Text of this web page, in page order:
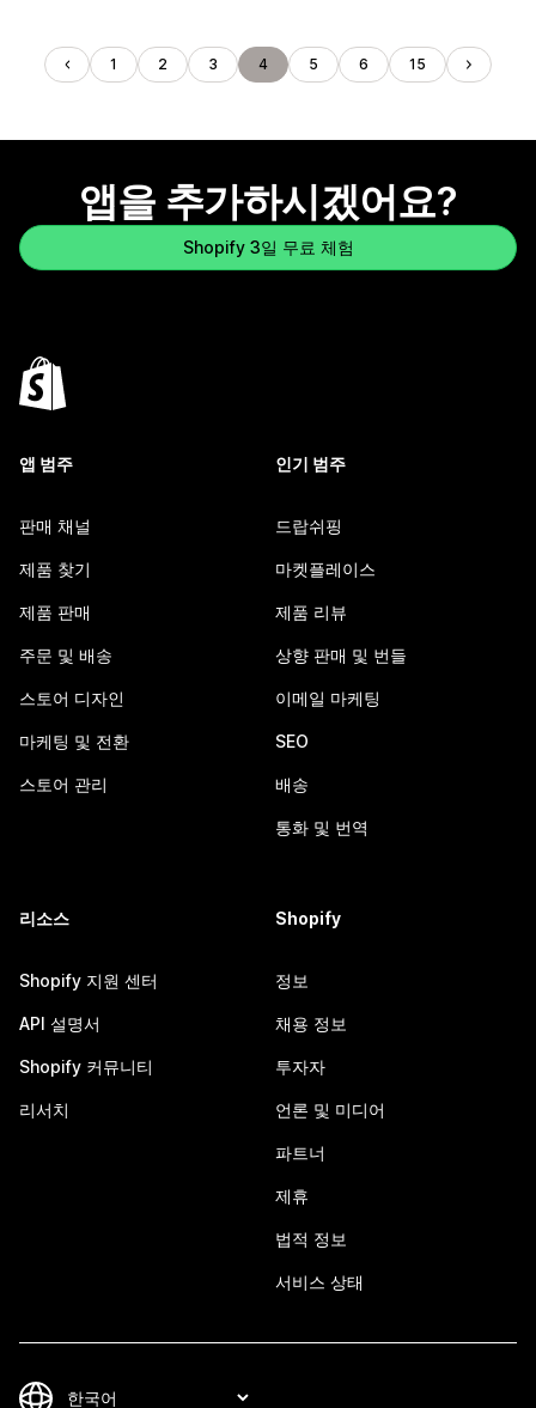
1 2 3 4 5 6 15
앱을 추가하시겠어요?
Shopify 3일 무료 체험
앱 범주
판매 채널
제품 찾기
제품 판매
주문 및 배송
스토어 디자인
마케팅 및 전환
스토어 관리
인기 범주
드랍쉬핑
마켓플레이스
제품 리뷰
상향 판매 및 번들
이메일 마케팅
SEO
배송
통화 및 번역
리소스
Shopify 지원 센터
API 설명서
Shopify 커뮤니티
리서치
Shopify
정보
채용 정보
투자자
언론 및 미디어
파트너
제휴
법적 정보
서비스 상태